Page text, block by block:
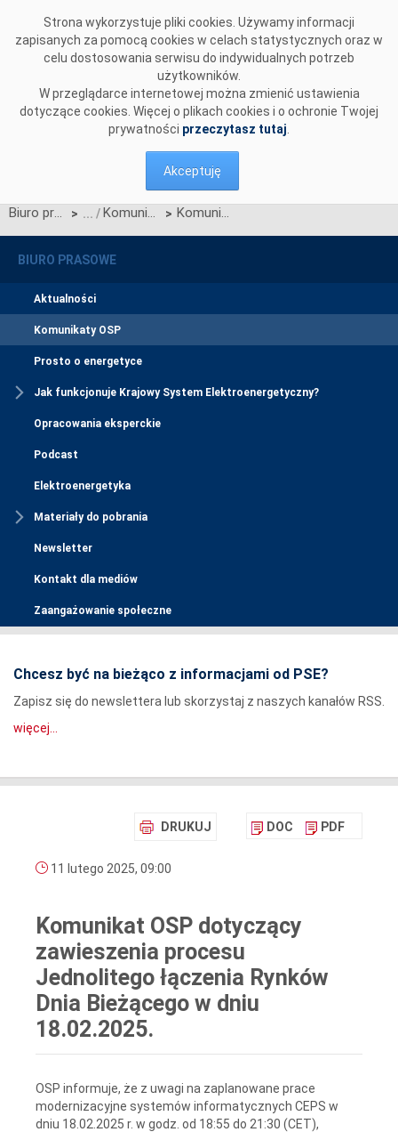
Strona wykorzystuje pliki cookies. Używamy informacji
zapisanych za pomocą cookies w celach statystycznych oraz w
celu dostosowania serwisu do indywidualnych potrzeb
użytkowników.
W przeglądarce internetowej można zmienić ustawienia
dotyczące cookies. Więcej o plikach cookies i o ochronie Twojej
prywatności przeczytasz tutaj
Akceptuję
Biuro prasowe > Komunikaty OSP > Komunikat OSP dotyczący zawieszenia procesu Jednolitego łączenia Rynków Dnia Bieżącego w dniu 18.02.2025.
BIURO PRASOWE
Aktualności
Komunikaty OSP
Prosto o energetyce
Jak funkcjonuje Krajowy System Elektroenergetyczny?
Opracowania eksperckie
Podcast
Elektroenergetyka
Materiały do pobrania
Newsletter
Kontakt dla mediów
Zaangażowanie społeczne
Chcesz być na bieżąco z informacjami od PSE?
Zapisz się do newslettera lub skorzystaj z naszych kanałów RSS.
więcej...
DRUKUJ DOC PDF
11 lutego 2025, 09:00
Komunikat OSP dotyczący
zawieszenia procesu
Jednolitego łączenia Rynków
Dnia Bieżącego w dniu
18.02.2025.
OSP informuje, że z uwagi na zaplanowane prace
modernizacyjne systemów informatycznych CEPS w
dniu 18.02.2025 r. w godz. od 18:55 do 21:30 (CET),